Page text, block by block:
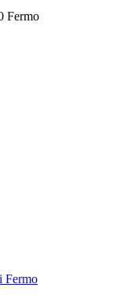
Fermo
Fermo